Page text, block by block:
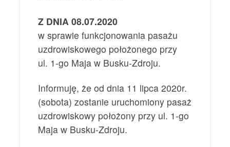
Z DNIA 08.07.2020
w sprawie funkcjonowania pasażu
uzdrowiskowego położonego przy
ul. 1-go Maja w Busku-Zdroju.
Informuję, że od dnia 11 lipca 2020r.
(sobota) zostanie uruchomiony pasaż
uzdrowiskowy położony przy ul. 1-go
Maja w Busku-Zdroju.